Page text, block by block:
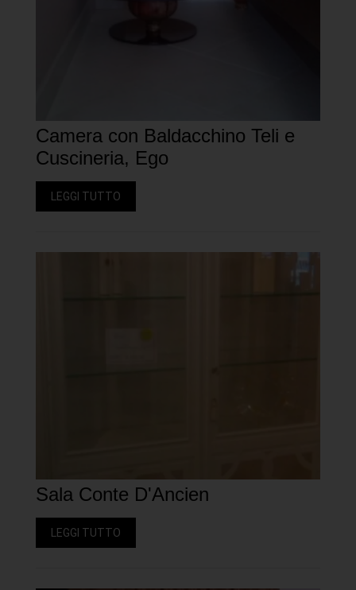
Camera con Baldacchino Teli e
Cuscineria, Ego
LEGGI TUTTO
Sala Conte D'Ancien
LEGGI TUTTO